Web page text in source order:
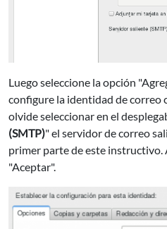
Luego seleccione la opción
configure la identidad de correo
olvide seleccionar en el
(SMTP)" el servidor de correo
primer parte de este instructivo.
"Aceptar".